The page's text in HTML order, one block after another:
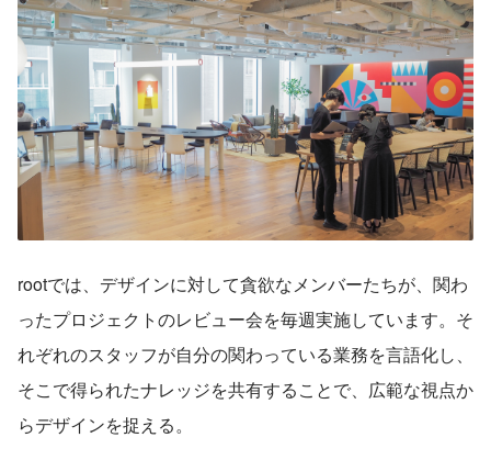
rootでは、デザインに対して貪欲なメンバーたちが、関わ
ったプロジェクトのレビュー会を毎週実施しています。そ
れぞれのスタッフが自分の関わっている業務を言語化し、
そこで得られたナレッジを共有することで、広範な視点か
らデザインを捉える。